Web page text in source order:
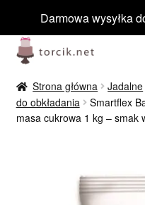
Darmowa wysyłka
Przejdź
do
nawigacji
Przejdź
do
treści
Jadalne
Niejadalne
Strona główna Jadalne
do obkładania
Smartflex
masa cukrowa 1 kg – smak